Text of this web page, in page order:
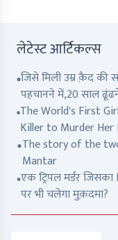
लेटेस्ट आर्टिकल्स
जिसे मिली उम्र क़ैद की
पहचानने में,20 साल
The World's First
Killer to Murder Her
The story of the
Mantar
एक ट्रिपल मर्डर
पर भी चलेगा मुक़दमा?